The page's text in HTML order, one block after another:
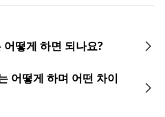
떻게 하면 되나요?
어떻게 하며 어떤 차이